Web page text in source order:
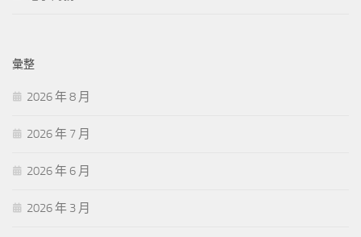
彙整
2026 年 8 月
2026 年 7 月
2026 年 6 月
2026 年 3 月